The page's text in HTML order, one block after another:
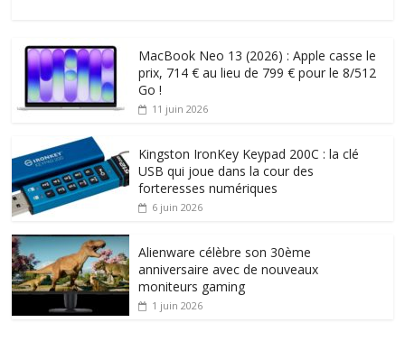
MacBook Neo 13 (2026) : Apple casse le
prix, 714 € au lieu de 799 € pour le 8/512
Go !
11 juin 2026
Kingston IronKey Keypad 200C : la clé
USB qui joue dans la cour des
forteresses numériques
6 juin 2026
Alienware célèbre son 30ème
anniversaire avec de nouveaux
moniteurs gaming
1 juin 2026